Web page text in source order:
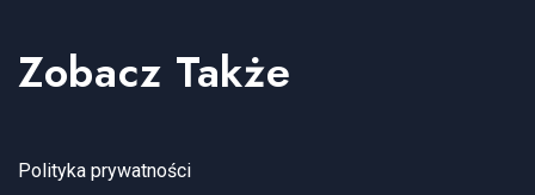
Zobacz Także
Polityka prywatności